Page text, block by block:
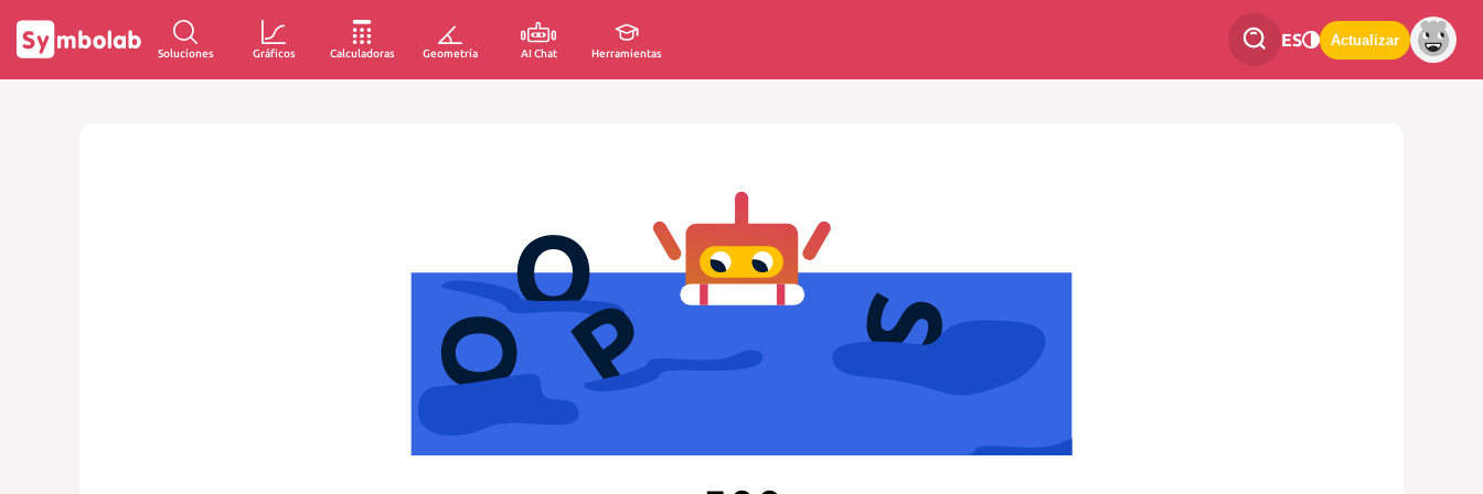
Soluciones Gráficos Calculadoras Geometría AI Chat Herramientas
ES Actualizar